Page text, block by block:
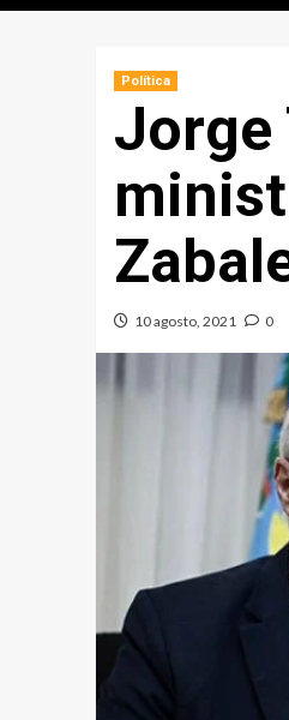
Política
Jorge
10 agosto, 2021 0